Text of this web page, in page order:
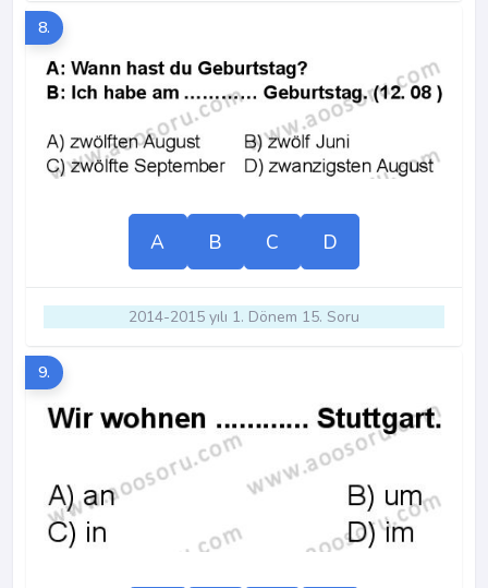
8.
A B C D
2014-2015 yılı 1. Dönem 15. Soru
9.